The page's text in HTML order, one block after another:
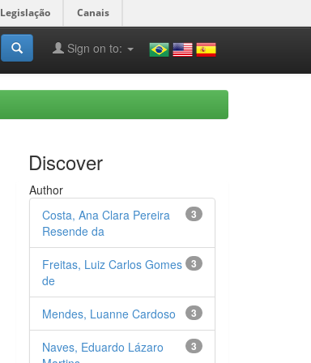
Legislação Canais
Sign on to:
Discover
Author
3
Costa, Ana Clara Pereira
Resende da
3
Freitas, Luiz Carlos Gomes
de
3
Mendes, Luanne Cardoso
3
Naves, Eduardo Lázaro